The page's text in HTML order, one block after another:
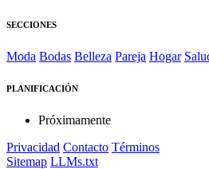
SECCIONES
Moda Bodas Belleza Pareja Hogar
PLANIFICACIÓN
Próximamente
Privacidad Contacto Términos
Sitemap LLMs.txt